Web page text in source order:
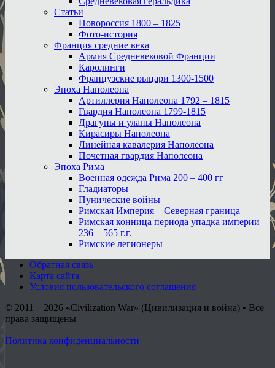
Статьи
Новороссия 1800 – 1825
Фото-история
Франция средние века
Армия Средневековой Франции
Каролинги
Французские рыцари 1300-1500
Эпоха Наполеона
Артиллерия Наполеона 1792 – 1815
Гвардия Наполеона 1799-1815
Драгуны и уланы Наполеона
Кирасиры Наполеона
Линейная кавалерия Наполеона
Почетная гвардия Наполеона
Эпоха Рима
Военная одежда Рима 200 – 400 гг
Гладиаторы
Пунические войны
Римская Империя – Северная граница
Римская конница периода упадка империи
236 – 565 г.г.
Римские легионеры
Обратная связь
Карта сайта
Условия пользовательского соглашения
© 2011 – 2026 «Civilization War» (Цивилизация и война) • Все
права защищены
Политика конфиденциальности